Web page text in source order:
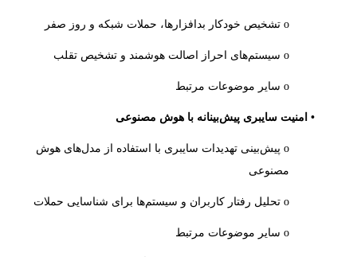
• امنیت سایبری پیش‌بینانه با هوش مصنوعی
o پیش‌بینی تهدیدات سایبری با استفاده از مدل‌های هوش
مصنوعی